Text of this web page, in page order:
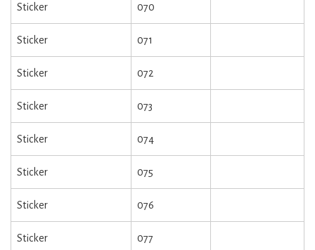
Sticker 070
Sticker 071
Sticker 072
Sticker 073
Sticker 074
Sticker 075
Sticker 076
Sticker 077